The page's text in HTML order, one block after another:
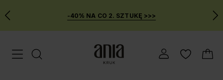
Przejdź
do
-40% NA CO 2. SZTUKĘ >>>
Menu mobilne